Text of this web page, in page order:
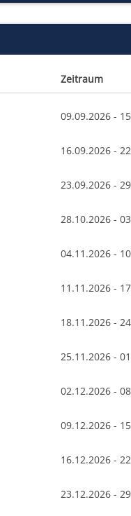
Zeitraum
09.09.2026 -
16.09.2026 -
23.09.2026 -
28.10.2026 -
04.11.2026 -
11.11.2026 -
18.11.2026 -
25.11.2026 -
02.12.2026 -
09.12.2026 -
16.12.2026 -
23.12.2026 -